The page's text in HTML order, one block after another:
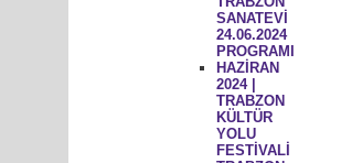
SANATEVİ
24.06.2024
PROGRAMI
HAZİRAN
2024 |
TRABZON
KÜLTÜR
YOLU
FESTİVALİ